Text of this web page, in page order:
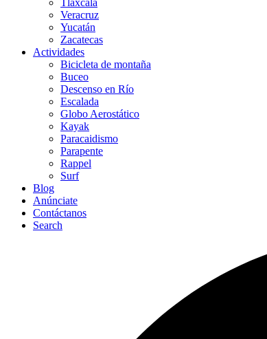
Tlaxcala
Veracruz
Yucatán
Zacatecas
Actividades
Bicicleta de montaña
Buceo
Descenso en Río
Escalada
Globo Aerostático
Kayak
Paracaidismo
Parapente
Rappel
Surf
Blog
Anúnciate
Contáctanos
Search